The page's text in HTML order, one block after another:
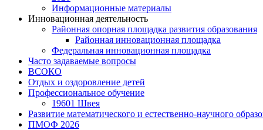
Информационные материалы
Инновационная деятельность
Районная опорная площадка развития образования
Районная инновационная площадка
Федеральная инновационная площадка
Часто задаваемые вопросы
ВСОКО
Отдых и оздоровление детей
Профессиональное обучение
19601 Швея
Развитие математического и естественно-научного
ПМОФ 2026